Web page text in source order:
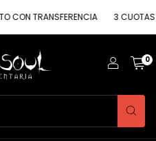
TRANSFERENCIA 3 CUOTAS SIN
0